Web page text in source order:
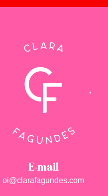
E-mail
oi@clarafagundes.com